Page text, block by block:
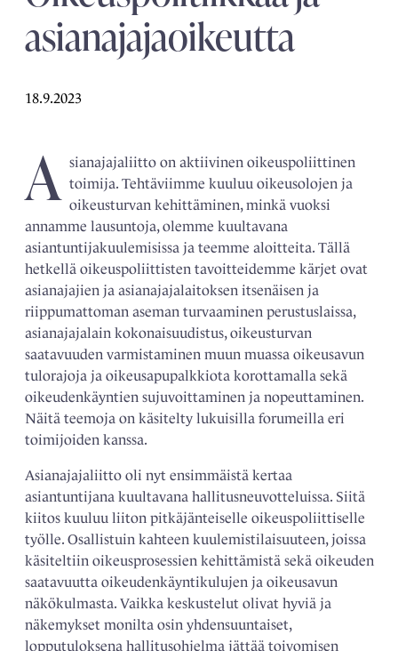
asianajajaoikeutta
18.9.2023
A sianajajaliitto on aktiivinen oikeuspoliittinen
toimija. Tehtäviimme kuuluu oikeusolojen ja
oikeusturvan kehittäminen, minkä vuoksi
annamme lausuntoja, olemme kuultavana
asiantuntijakuulemisissa ja teemme aloitteita. Tällä
hetkellä oikeuspoliittisten tavoitteidemme kärjet ovat
asianajajien ja asianajajalaitoksen itsenäisen ja
riippumattoman aseman turvaaminen perustuslaissa,
asianajajalain kokonaisuudistus, oikeusturvan
saatavuuden varmistaminen muun muassa oikeusavun
tulorajoja ja oikeusapupalkkiota korottamalla sekä
oikeudenkäyntien sujuvoittaminen ja nopeuttaminen.
Näitä teemoja on käsitelty lukuisilla forumeilla eri
toimijoiden kanssa.
Asianajajaliitto oli nyt ensimmäistä kertaa
asiantuntijana kuultavana hallitusneuvotteluissa. Siitä
kiitos kuuluu liiton pitkäjänteiselle oikeuspoliittiselle
työlle. Osallistuin kahteen kuulemistilaisuuteen, joissa
käsiteltiin oikeusprosessien kehittämistä sekä oikeuden
saatavuutta oikeudenkäyntikulujen ja oikeusavun
näkökulmasta. Vaikka keskustelut olivat hyviä ja
näkemykset monilta osin yhdensuuntaiset,
lopputuloksena hallitusohjelma jättää toivomisen